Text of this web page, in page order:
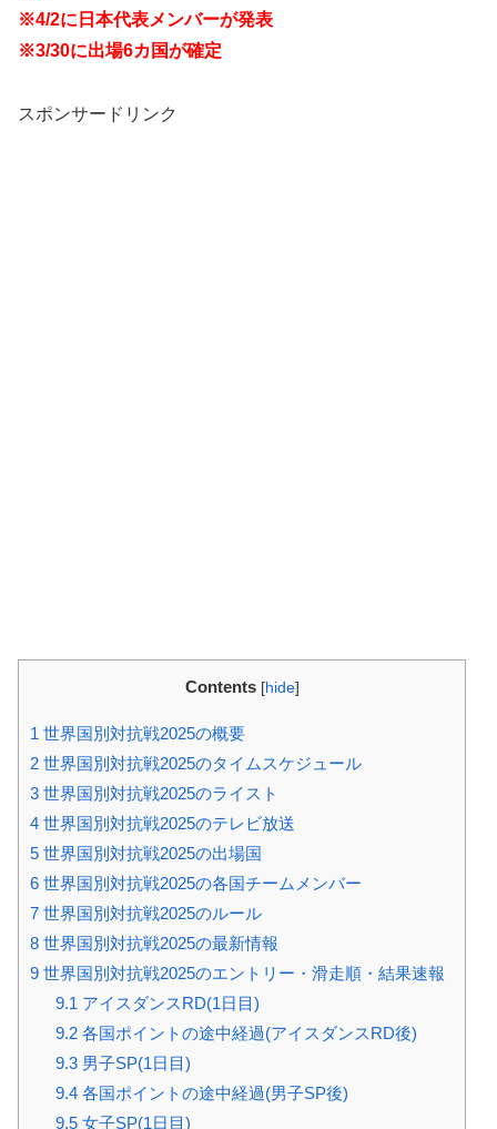
※4/2に日本代表メンバーが発表
※3/30に出場6カ国が確定
スポンサードリンク
Contents [hide]
1 世界国別対抗戦2025の概要
2 世界国別対抗戦2025のタイムスケジュール
3 世界国別対抗戦2025のライスト
4 世界国別対抗戦2025のテレビ放送
5 世界国別対抗戦2025の出場国
6 世界国別対抗戦2025の各国チームメンバー
7 世界国別対抗戦2025のルール
8 世界国別対抗戦2025の最新情報
9 世界国別対抗戦2025のエントリー・滑走順・結果速報
9.1 アイスダンスRD(1日目)
9.2各国ポイントの途中経過(アイスダンスRD後)
9.3男子SP(1日目)
9.4各国ポイントの途中経過(男子SP後)
9.5女子SP(1日目)